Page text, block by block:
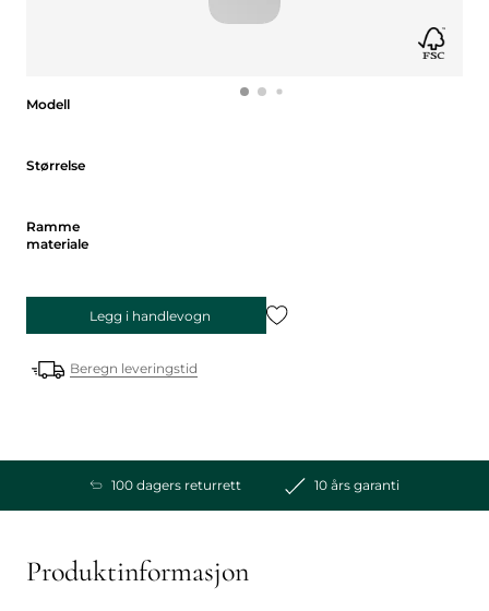
Modell
Størrelse
Ramme
materiale
Legg i handlevogn
Beregn leveringstid
100 dagers returrett 10 års garanti
Produktinformasjon